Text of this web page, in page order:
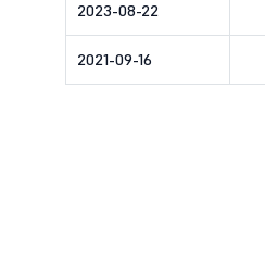
2023-08-22
2021-09-16